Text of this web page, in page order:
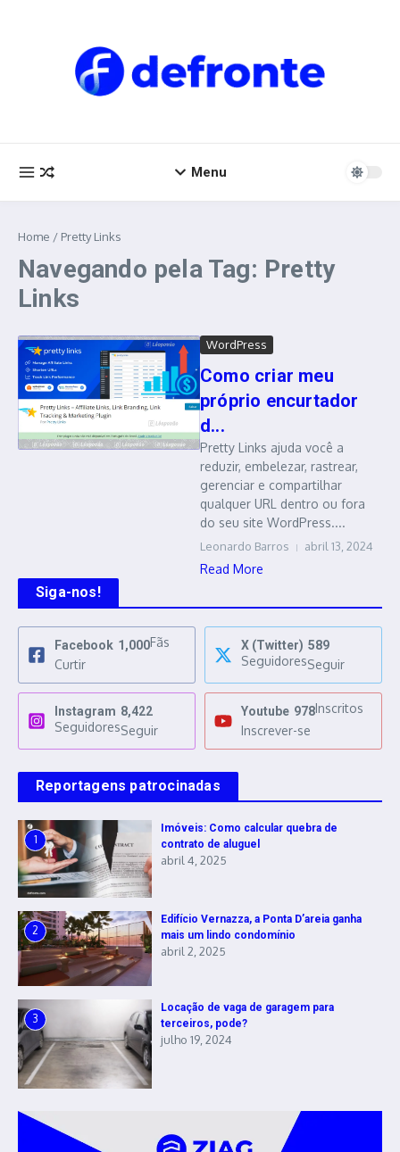
Menu
Home / Pretty Links
Navegando pela Tag: Pretty
Links
WordPress
Como criar meu
próprio encurtador
d...
Pretty Links ajuda você a
reduzir, embelezar, rastrear,
gerenciar e compartilhar
qualquer URL dentro ou fora
do seu site WordPress....
Leonardo Barros abril 13, 2024
Read More
Siga-nos!
Facebook 1,000Fãs
Curtir
X (Twitter) 589
SeguidoresSeguir
Instagram 8,422
SeguidoresSeguir
Youtube 978Inscritos
Inscrever-se
Reportagens patrocinadas
1
Imóveis: Como calcular quebra de
contrato de aluguel
abril 4, 2025
2
Edifício Vernazza, a Ponta D’areia ganha
mais um lindo condomínio
abril 2, 2025
3
Locação de vaga de garagem para
terceiros, pode?
julho 19, 2024